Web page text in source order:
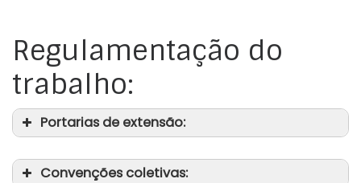
Regulamentação do
trabalho:
Portarias de extensão:
Convenções coletivas: